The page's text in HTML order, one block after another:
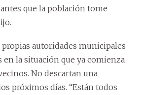
que la población tome
autoridades municipales
la situación que ya comienza
No descartan una
próximos días. “Están todos